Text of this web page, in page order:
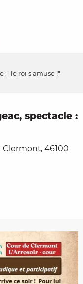
: "le roi s’amuse !"
spectacle :
46100